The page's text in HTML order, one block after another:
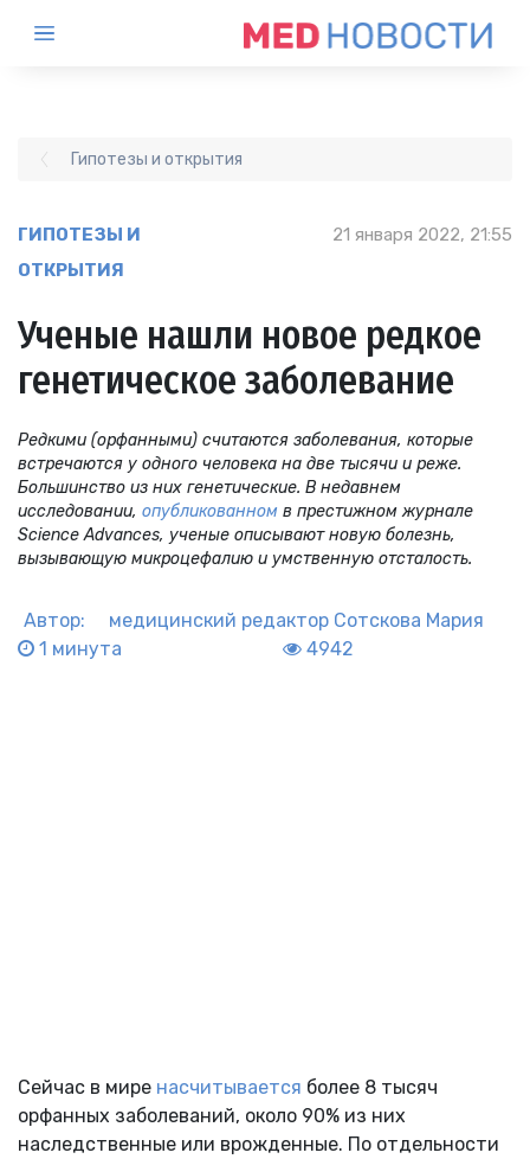
Гипотезы и открытия
ГИПОТЕЗЫ И
ОТКРЫТИЯ
21 января 2022, 21:55
Ученые нашли новое редкое
генетическое заболевание
Редкими (орфанными) считаются заболевания, которые
встречаются у одного человека на две тысячи и реже.
Большинство из них генетические. В недавнем
исследовании, опубликованном в престижном журнале
Science Advances, ученые описывают новую болезнь,
вызывающую микроцефалию и умственную отсталость.
Автор: медицинский редактор Сотскова Мария
1 минута
4942
Сейчас в мире насчитывается более 8 тысяч
орфанных заболеваний, около 90% из них
наследственные или врожденные. По отдельности